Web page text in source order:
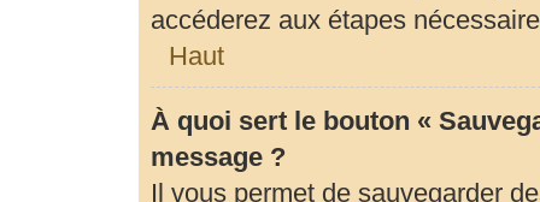
accéderez aux étapes
Haut
À quoi sert le bouton «
message ?
Il vous permet de sauvegarder